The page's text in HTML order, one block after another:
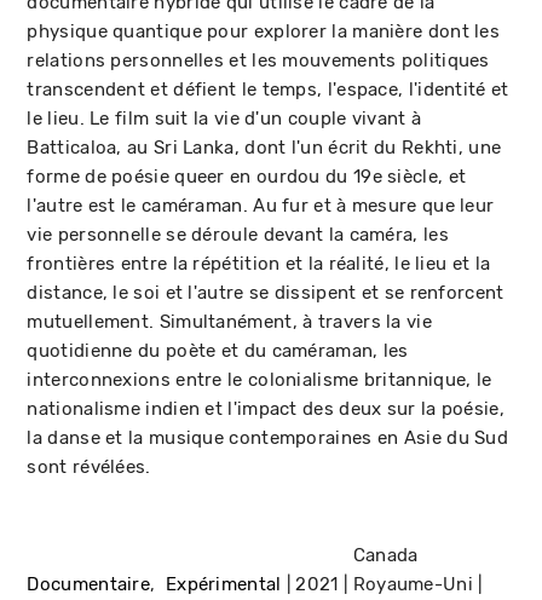
physique quantique pour explorer la manière dont les
relations personnelles et les mouvements politiques
transcendent et défient le temps, l'espace, l'identité et
le lieu. Le film suit la vie d'un couple vivant à
Batticaloa, au Sri Lanka, dont l'un écrit du Rekhti, une
forme de poésie queer en ourdou du 19e siècle, et
l'autre est le caméraman. Au fur et à mesure que leur
vie personnelle se déroule devant la caméra, les
frontières entre la répétition et la réalité, le lieu et la
distance, le soi et l'autre se dissipent et se renforcent
mutuellement. Simultanément, à travers la vie
quotidienne du poète et du caméraman, les
interconnexions entre le colonialisme britannique, le
nationalisme indien et l'impact des deux sur la poésie,
la danse et la musique contemporaines en Asie du Sud
sont révélées.
Documentaire Expérimental 2021
Canada
Royaume-Uni